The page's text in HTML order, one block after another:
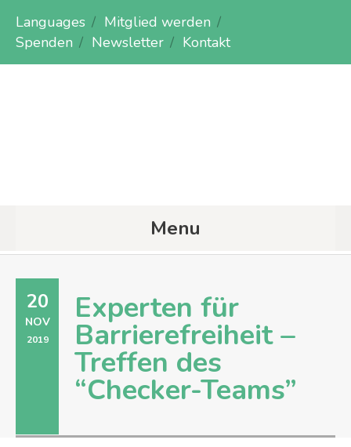
Languages
Mitglied werden
Spenden
Newsletter Kontakt
Menu
20
NOV
2019
Experten für
Barrierefreiheit –
Treffen des
“Checker-Teams”